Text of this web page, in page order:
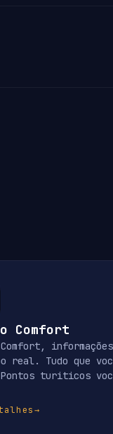
Comfort
real. Tudo que
turiticos
→